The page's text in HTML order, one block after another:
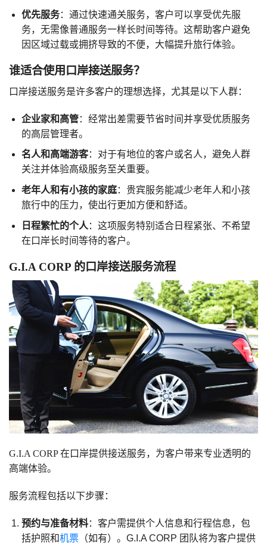
优先服务：通过快速通关服务，客户可以享受优先服
务，无需像普通服务一样长时间等待。这帮助客户避免
因区域过载或拥挤导致的不便，大幅提升旅行体验。
谁适合使用口岸接送服务？
口岸接送服务是许多客户的理想选择，尤其是以下人群：
企业家和高管：经常出差需要节省时间并享受优质服务
的高层管理者。
名人和高端游客：对于有地位的客户或名人，避免人群
关注并体验高级服务至关重要。
老年人和有小孩的家庭：贵宾服务能减少老年人和小孩
旅行中的压力，使出行更加方便和舒适。
日程繁忙的个人 ：这项服务特别适合日程紧张、不希望
在口岸长时间等待的客户。
G.I.A CORP 的口岸接送服务流程
G.I.A CORP 在口岸提供接送服务，为客户带来专业透明的
高端体验。
服务流程包括以下步骤：
预约与准备材料：客户需提供个人信息和行程信息，包
括护照和机票（如有）。G.I.A CORP 团队将为客户提供